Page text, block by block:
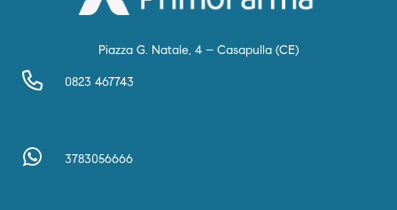
Piazza G. Natale, 4 – Casapulla (CE)
0823 467743
3783056666